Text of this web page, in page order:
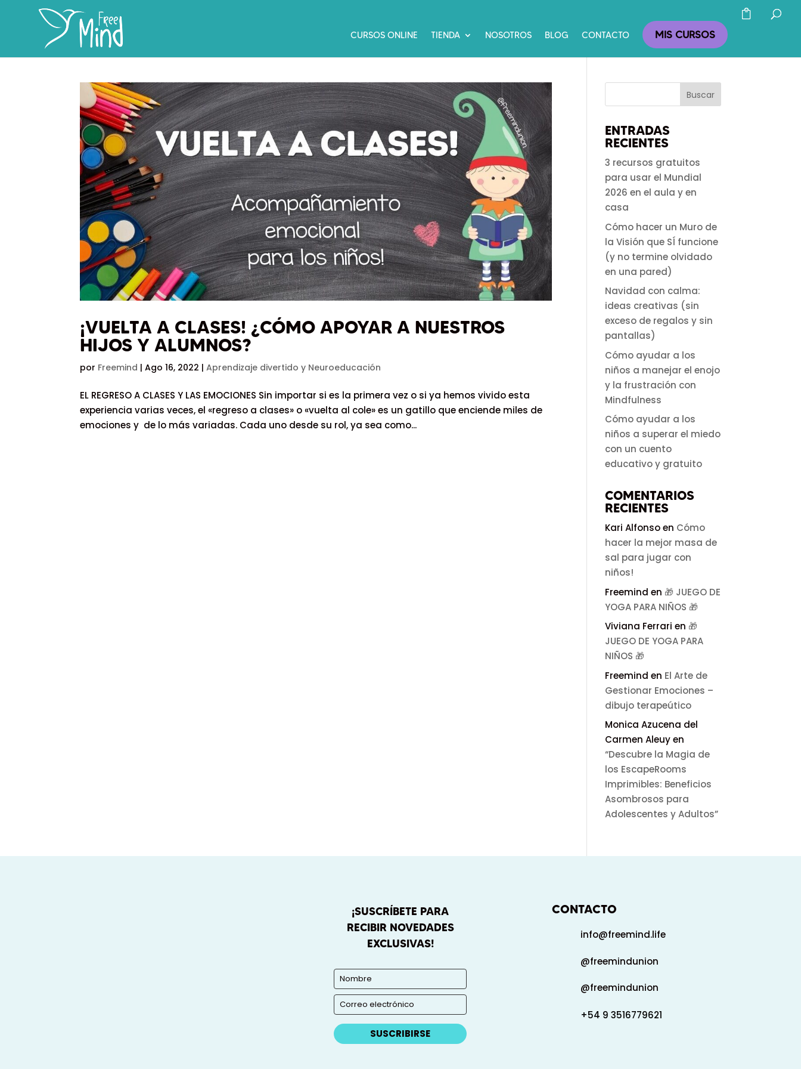
CURSOS ONLINE TIENDA NOSOTROS BLOG CONTACTO MIS CURSOS
¡VUELTA A CLASES! ¿CÓMO APOYAR A NUESTROS
HIJOS Y ALUMNOS?
por Freemind |Ago 16, 2022 |Aprendizaje divertido y Neuroeducación
EL REGRESO A CLASES Y LAS EMOCIONES Sin importar si es la primera vez o si ya hemos vivido esta
experiencia varias veces, el «regreso a clases» o «vuelta al cole» es un gatillo que enciende miles de
emociones y de lo más variadas. Cada uno desde su rol, ya sea como...
ENTRADAS
RECIENTES
3 recursos gratuitos
para usar el Mundial
2026 en el aula y en
casa
Cómo hacer un Muro de
la Visión que SÍ funcione
(y no termine olvidado
en una pared)
Navidad con calma:
ideas creativas (sin
exceso de regalos y sin
pantallas)
Cómo ayudar a los
niños a manejar el enojo
y la frustración con
Mindfulness
Cómo ayudar a los
niños a superar el miedo
con un cuento
educativo y gratuito
COMENTARIOS
RECIENTES
Kari Alfonsoen Cómo
hacer la mejor masa de
sal para jugar con
niños!
Freemind en 🎁 JUEGO DE
YOGA PARA NIÑOS 🎁
Viviana Ferrari en 🎁
JUEGO DE YOGA PARA
NIÑOS 🎁
Freemind en El Arte de
Gestionar Emociones –
dibujo terapeútico
Monica Azucena del
Carmen Aleuyen
“Descubre la Magia de
los EscapeRooms
Imprimibles: Beneficios
Asombrosos para
Adolescentes y Adultos”
¡SUSCRÍBETE PARA
RECIBIR NOVEDADES
EXCLUSIVAS!
SUSCRIBIRSE
CONTACTO
info@freemind.life
@freemindunion
@freemindunion
+54 9 3516779621